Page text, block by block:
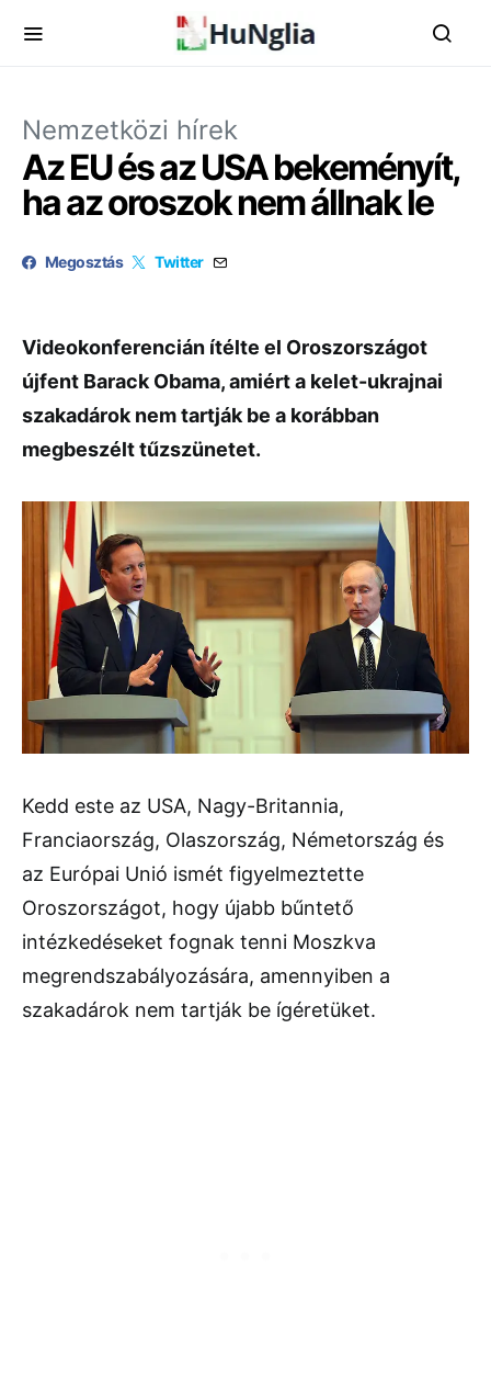
Nemzetközi hírek
Az EU és az USA bekeményít,
ha az oroszok nem állnak le
Megosztás Twitter
Videokonferencián ítélte el Oroszországot
újfent Barack Obama, amiért a kelet-ukrajnai
szakadárok nem tartják be a korábban
megbeszélt tűzszünetet.
Kedd este az USA, Nagy-Britannia,
Franciaország, Olaszország, Németország és
az Európai Unió ismét figyelmeztette
Oroszországot, hogy újabb bűntető
intézkedéseket fognak tenni Moszkva
megrendszabályozására, amennyiben a
szakadárok nem tartják be ígéretüket.